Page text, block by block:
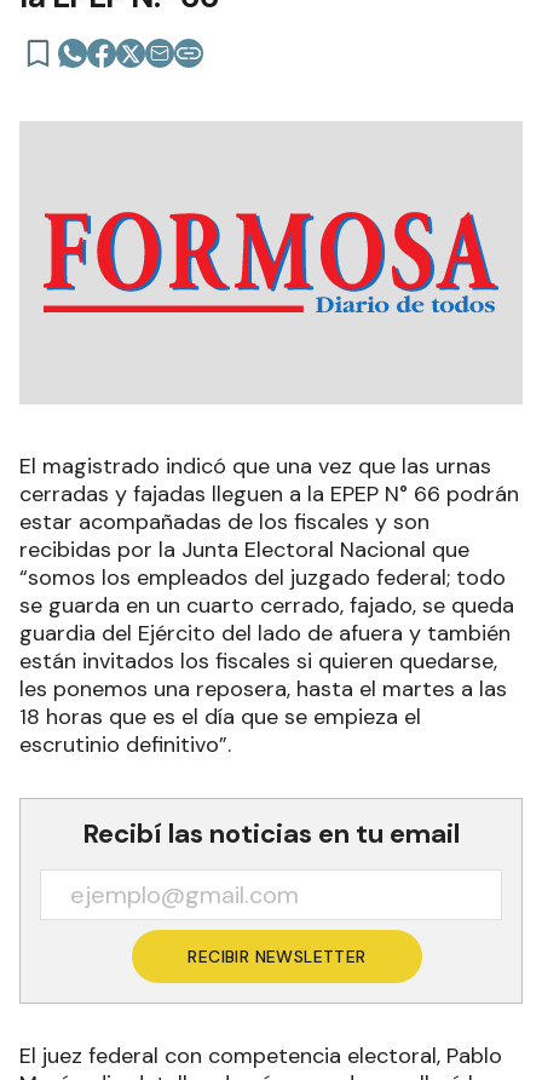
El magistrado indicó que una vez que las urnas
cerradas y fajadas lleguen a la EPEP N° 66 podrán
estar acompañadas de los fiscales y son
recibidas por la Junta Electoral Nacional que
“somos los empleados del juzgado federal; todo
se guarda en un cuarto cerrado, fajado, se queda
guardia del Ejército del lado de afuera y también
están invitados los fiscales si quieren quedarse,
les ponemos una reposera, hasta el martes a las
18 horas que es el día que se empieza el
escrutinio definitivo”.
Recibí las noticias en tu email
RECIBIR NEWSLETTER
El juez federal con competencia electoral, Pablo